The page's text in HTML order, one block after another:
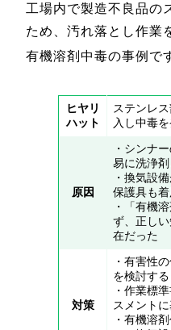
工場内で製造不良品の
ため、汚れ落とし作業
有機溶剤中毒の事例で
ヒヤリ
ハット
ステンレ
入し中毒
原因
・シンナ
易に洗浄
・換気設
保護具も
・「有機
ず、正し
在だった
対策
・有害性
を検討する
・作業標
スメント
・有機溶